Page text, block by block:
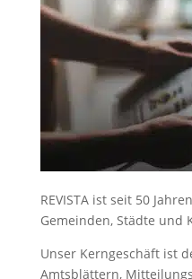
REVISTA ist seit 50
Gemeinden, Städte und
Unser Kerngeschäft ist
Amtsblättern,